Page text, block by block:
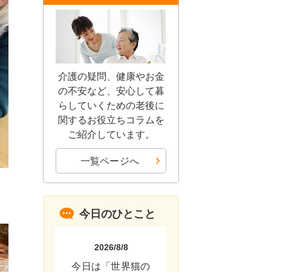
介護の疑問、健康やお金
の不安など、安心して暮
らしていくための老後に
関するお役立ちコラムを
ご紹介しています。
一覧ページへ
今日のひとこと
2026/8/8
今日は「世界猫の